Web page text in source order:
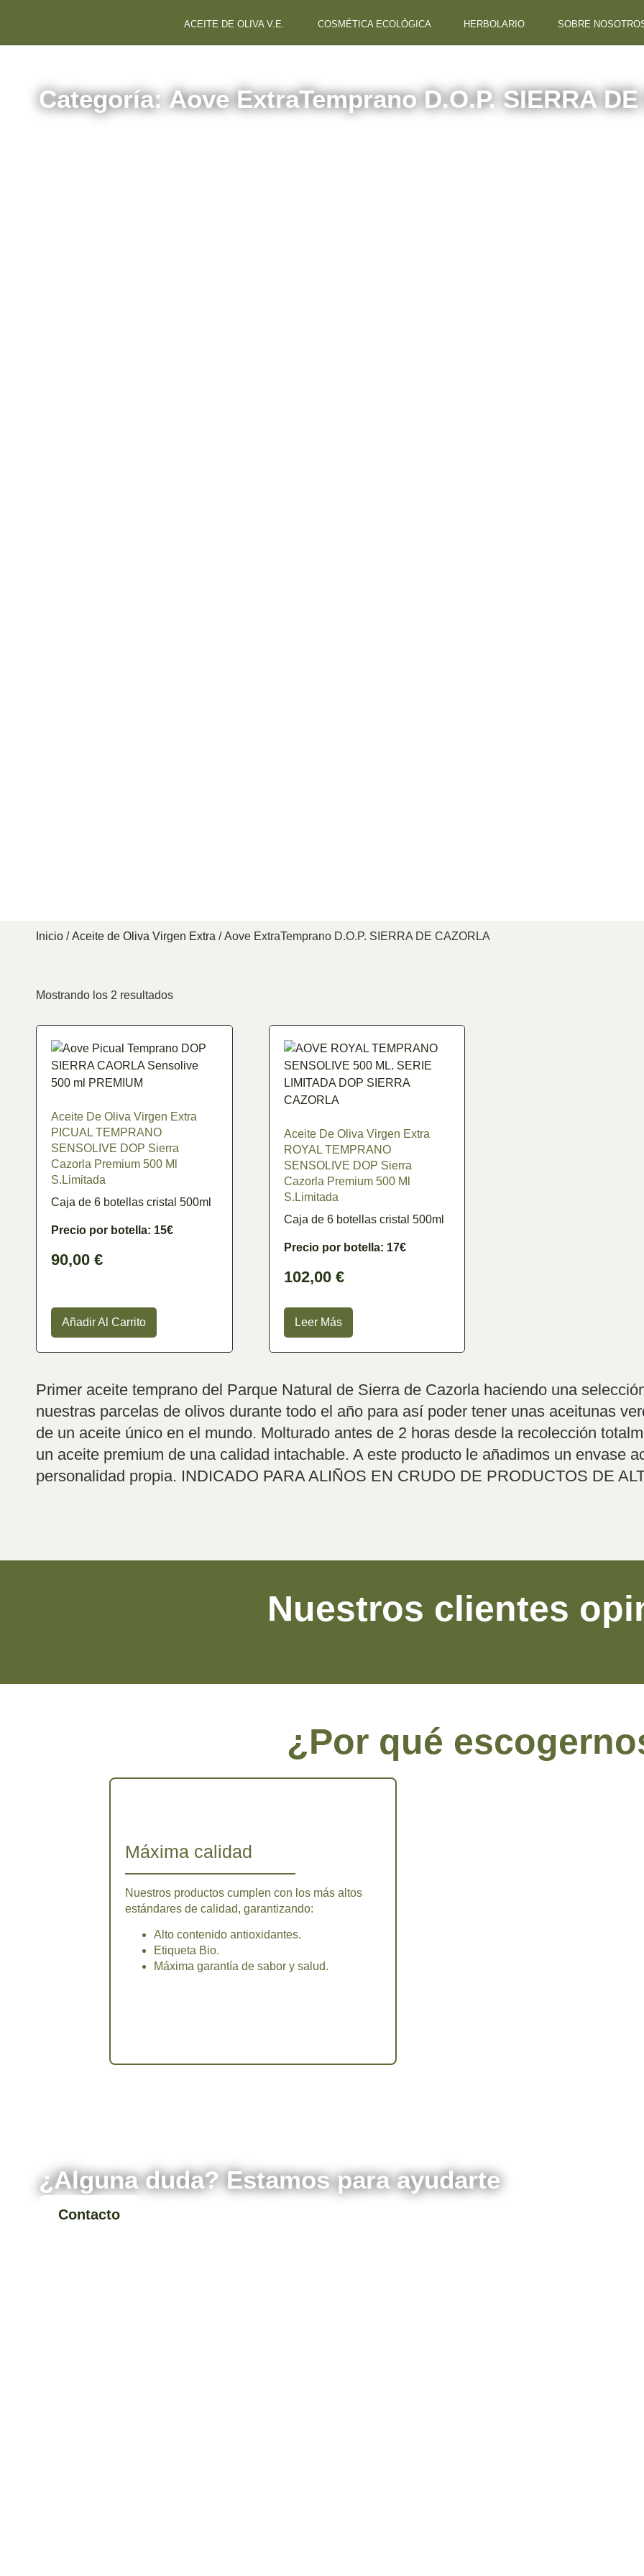
ACEITE DE OLIVA V.E. COSMÉTICA ECOLÓGICA HERBOLARIO SOBRE
Categoría: Aove ExtraTemprano D.O.P. SIERRA
Inicio /Aceite de Oliva Virgen Extra / Aove ExtraTemprano D.O.P. SIERRA DE CAZORLA
Precio
En stock
En oferta(0)
Mostrando los 2 resultados
Aceite De Oliva Virgen Extra
PICUAL TEMPRANO
SENSOLIVE DOP Sierra
Cazorla Premium 500 Ml
S.Limitada
Caja de 6 botellas cristal 500ml
Precio por botella: 15€
90,00 €
Añadir Al Carrito
Aceite De Oliva Virgen Extra
ROYAL TEMPRANO
SENSOLIVE DOP Sierra
Cazorla Premium 500 Ml
S.Limitada
Caja de 6 botellas cristal 500ml
Precio por botella: 17€
102,00 €
Leer Más
Primer aceite temprano del Parque Natural de Sierra de Cazorla haciendo una
nuestras parcelas de olivos durante todo el año para así poder tener unas aceitunas
de un aceite único en el mundo. Molturado antes de 2 horas desde la recolección
un aceite premium de una calidad intachable. A este producto le añadimos un envase
personalidad propia. INDICADO PARA ALIÑOS EN CRUDO DE PRODUCTOS DE
Nuestros clientes
¿Por qué
Máxima calidad
Nuestros productos cumplen con los más altos
estándares de calidad, garantizando:
Alto contenido antioxidantes.
Etiqueta Bio.
Máxima garantía de sabor y salud.
¿Alguna duda? Estamos para ayudarte
Contacto